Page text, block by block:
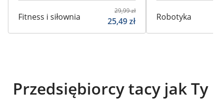
Fitness i siłownia
29,99zł
25,49zł Robotyka
Przedsiębiorcy tacy jak Ty